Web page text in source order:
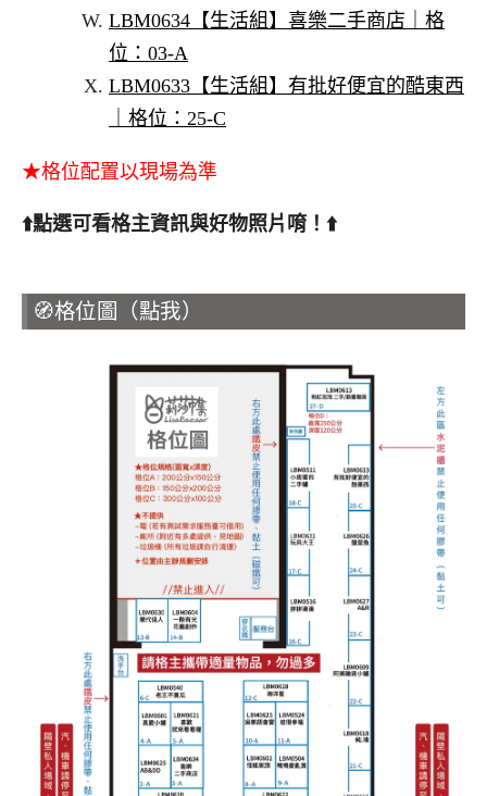
LBM0634【生活組】喜樂二手商店｜格
位：03-A
LBM0633【生活組】有批好便宜的酷東西
｜格位：25-C
★格位配置以現場為準
⬆️點選可看格主資訊與好物照片唷！ ⬆️
🧭格位圖（點我）